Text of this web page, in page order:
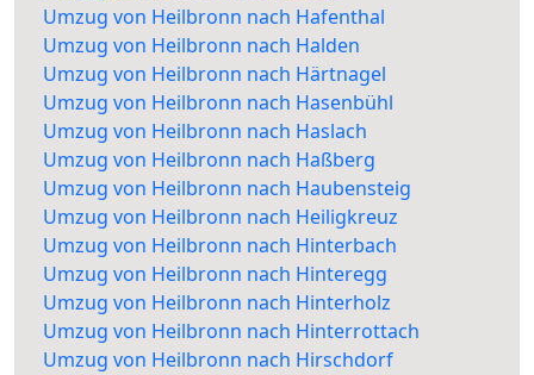
Umzug von Heilbronn nach Hafenthal
Umzug von Heilbronn nach Halden
Umzug von Heilbronn nach Härtnagel
Umzug von Heilbronn nach Hasenbühl
Umzug von Heilbronn nach Haslach
Umzug von Heilbronn nach Haßberg
Umzug von Heilbronn nach Haubensteig
Umzug von Heilbronn nach Heiligkreuz
Umzug von Heilbronn nach Hinterbach
Umzug von Heilbronn nach Hinteregg
Umzug von Heilbronn nach Hinterholz
Umzug von Heilbronn nach Hinterrottach
Umzug von Heilbronn nach Hirschdorf